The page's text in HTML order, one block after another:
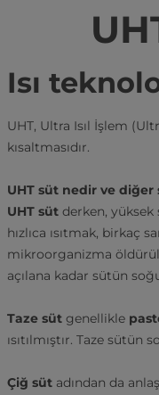
Isı
UHT, Ultra Isıl İşlem
kısaltmasıdır.
UHT süt nedir ve
UHT süt derken, yüksek
hızlıca ısıtmak, birkaç
mikroorganizma
açılana kadar sütün
Taze süt genellikle
ısıtılmıştır. Taze sütün
Çiğ süt adından da